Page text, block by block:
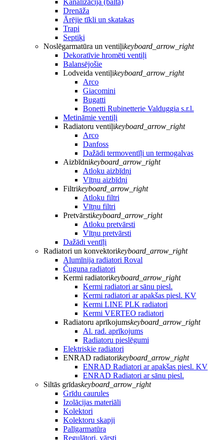
Kanalizācija (baltā)
Drenāža
Ārējie tīkli un skatakas
Trapi
Septiķi
Noslēgarmatūra un ventiļikeyboard_arrow_right
Dekoratīvie hromēti ventiļi
Balansējošie
Lodveida ventiļikeyboard_arrow_right
Arco
Giacomini
Bugatti
Bonetti Rubinetterie Valduggia s.r.l.
Metināmie ventiļi
Radiatoru ventiļikeyboard_arrow_right
Arco
Danfoss
Dažādi termoventīļi un termogalvas
Aizbīdnikeyboard_arrow_right
Atloku aizbīdņi
Vītņu aizbīdņi
Filtrikeyboard_arrow_right
Atloku filtri
Vītņu filtri
Pretvārstikeyboard_arrow_right
Atloku pretvārsti
Vītņu pretvārsti
Dažādi ventīļi
Radiatori un konvektorikeyboard_arrow_right
Alumīnija radiatori Roval
Čuguna radiatori
Kermi radiatorikeyboard_arrow_right
Kermi radiatori ar sānu piesl.
Kermi radiatori ar apakšas piesl. KV
Kermi LINE PLK radiatori
Kermi VERTEO radiatori
Radiatoru aprīkojumskeyboard_arrow_right
Al. rad. aprīkojums
Radiatoru pieslēgumi
Elektriskie radiatori
ENRAD radiatorikeyboard_arrow_right
ENRAD Radiatori ar apakšas piesl. KV
ENRAD Radiatori ar sānu piesl.
Siltās grīdaskeyboard_arrow_right
Grīdu caurules
Izolācijas materiāli
Kolektori
Kolektoru skapji
Palīgarmatūra
Regulātori, vārsti